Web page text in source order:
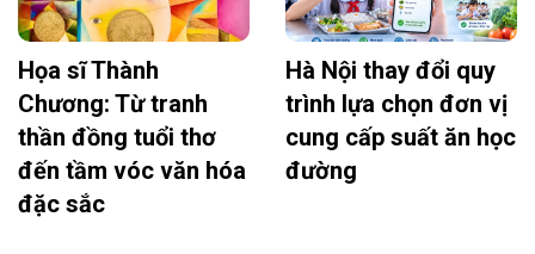
Họa sĩ Thành
Chương: Từ tranh
thần đồng tuổi thơ
đến tầm vóc văn hóa
đặc sắc
Hà Nội thay đổi quy
trình lựa chọn đơn vị
cung cấp suất ăn học
đường